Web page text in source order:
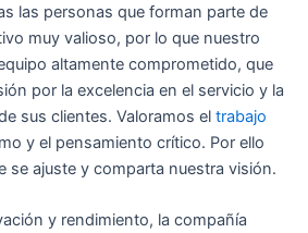
las personas que forman parte de
muy valioso, por lo que nuestro
altamente comprometido, que
por la excelencia en el servicio y la
sus clientes. Valoramos el trabajo
y el pensamiento crítico. Por ello
se ajuste y comparta nuestra visión.
y rendimiento, la compañía